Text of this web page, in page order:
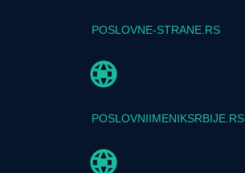
POSLOVNE-STRANE.RS
POSLOVNIIMENIKSRBIJE.RS